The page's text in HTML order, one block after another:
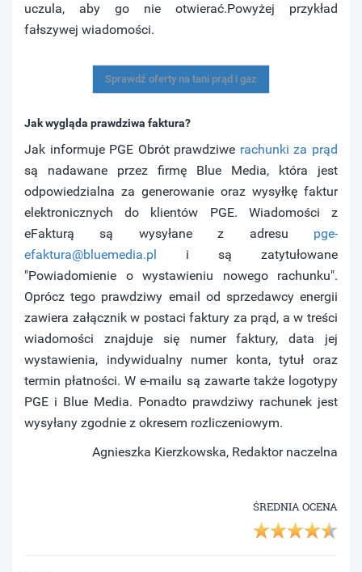
uczula, aby go nie otwierać.Powyżej przykład
fałszywej wiadomości.
Sprawdź oferty na tani prąd i gaz
Jak wygląda prawdziwa faktura?
Jak informuje PGE Obrót prawdziwe rachunki za prąd
są nadawane przez firmę Blue Media, która jest
odpowiedzialna za generowanie oraz wysyłkę faktur
elektronicznych do klientów PGE. Wiadomości z
eFakturą są wysyłane z adresu pge-
efaktura@bluemedia.pl i są zatytułowane
"Powiadomienie o wystawieniu nowego rachunku".
Oprócz tego prawdziwy email od sprzedawcy energii
zawiera załącznik w postaci faktury za prąd, a w treści
wiadomości znajduje się numer faktury, data jej
wystawienia, indywidualny numer konta, tytuł oraz
termin płatności. W e-mailu są zawarte także logotypy
PGE i Blue Media. Ponadto prawdziwy rachunek jest
wysyłany zgodnie z okresem rozliczeniowym.
Agnieszka Kierzkowska, Redaktor naczelna
ŚREDNIA OCENA